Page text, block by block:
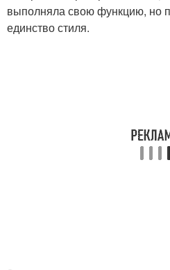
выполняла свою функцию, но
единство стиля.